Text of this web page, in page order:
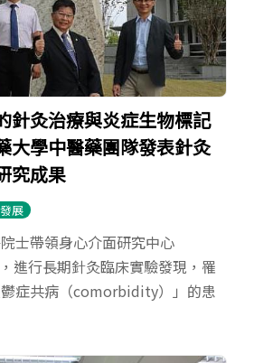
針灸治療與炎症生物標記
大學中醫藥團隊發表針灸
究成果
展
士帶領身心介面研究中心
進行長期針灸臨床實驗發現，罹
症共病（comorbidity）」的患